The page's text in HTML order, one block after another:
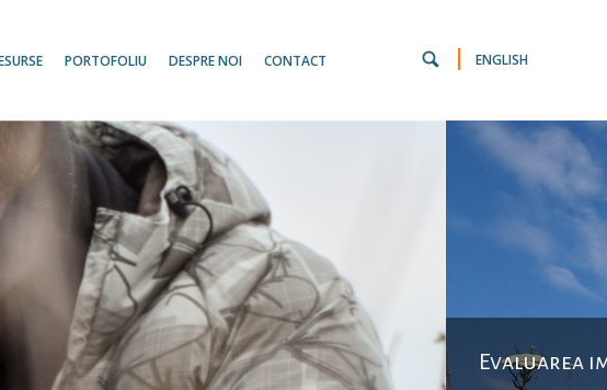
PORTOFOLIU DESPRE NOI CONTACT | ENGLISH
Evaluarea